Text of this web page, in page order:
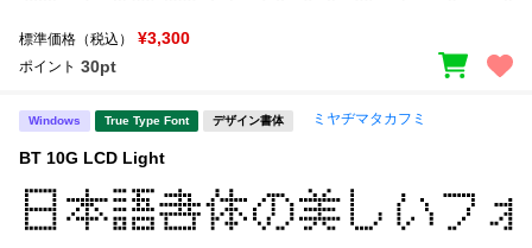
標準価格（税込） ¥3,300
ポイント 30pt
Windows True Type Font デザイン書体 ミヤヂマタカフミ
BT 10G LCD Light